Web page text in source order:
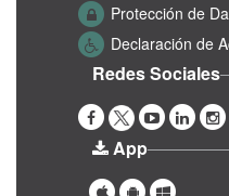
Protección de
Declaración de
Redes Sociales
App